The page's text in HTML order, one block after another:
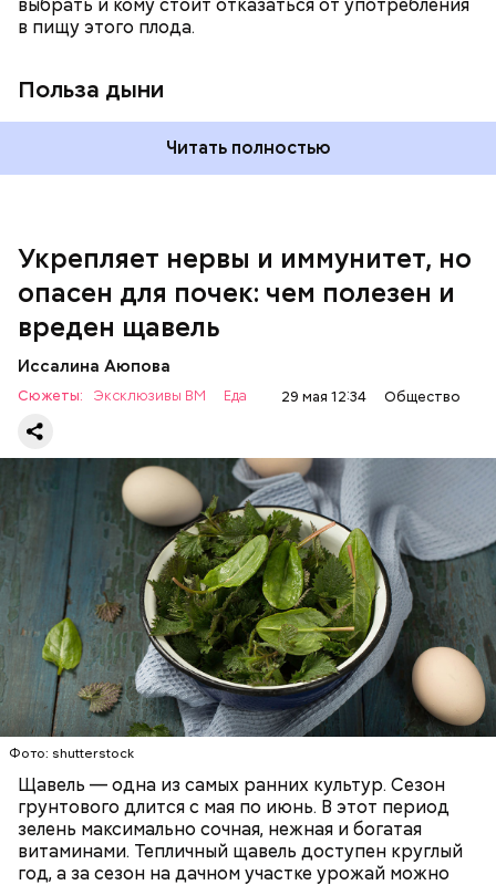
в пищу этого плода.
Польза дыни
Читать полностью
Укрепляет нервы и иммунитет, но
опасен для почек: чем полезен и
вреден щавель
Иссалина Аюпова
Сюжеты: Эксклюзивы ВМ Еда 29 мая 12:34 Общество
Фото: shutterstock
Щавель — одна из самых ранних культур. Сезон
грунтового длится с мая по июнь. В этот период
зелень максимально сочная, нежная и богатая
витаминами. Тепличный щавель доступен круглый
год, а за сезон на дачном участке урожай можно
Опасность же щавеля состоит в том, что он
содержит большое количество щавелевой кислоты,
которая может способствовать образованию
— Если человек уже болеет мочекаменной
болезнью, щавель ему не рекомендуется. При
артрите, гастрите, холецистите, синдроме
раздраженного кишечника, язвах и панкреатите
продукт тоже лучше исключить из рациона, —
предупредила врач. — Он может привести к
повышению кислотности желудка и раздражать
слизистые оболочки.
По мнению специалиста, здоровому человеку
достаточно включать щавель в рацион несколько
виде или припущенном на сковороде.
ЗДОРОВЬЕ ВРАЧИ
РАСТЕНИЯ
ПРОДУКТЫ